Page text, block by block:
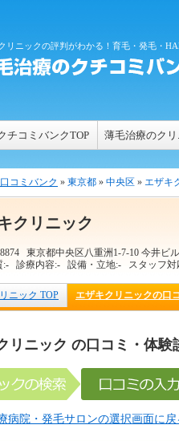
リニックの評判がわかる！育毛・発毛・
チコミバンクTOP 薄毛治療のク
コミバンク » 東京都 » 中央区 » エザキ
クリニック
東京都中央区八重洲1-7-10 今井ビ
:- 診療内容:- 設備・立地:- スタッフ対
ニック TOP エザキクリニックの口
リニック の口コミ・体験
病院・発毛サロンの選択画面に戻